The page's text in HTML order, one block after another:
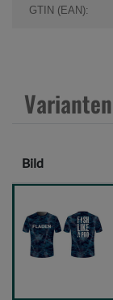
k
a
:
GTIN (EAN):
Varianten
Bild
T-
shirt
UV